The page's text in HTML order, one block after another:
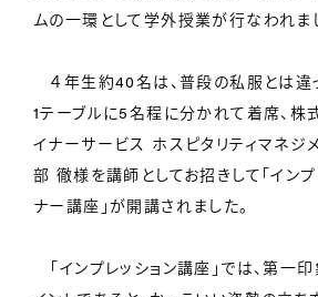
ムの一環として学外授業が行なわれま
４年生約40名は、普段の私服とは違
1テーブルに5名程に分かれて着席、株
イナーサービス ホスピタリティマネジ
部 徹様を講師としてお招きして「イン
ナー講座」が開講されました。
「インプレッション講座」では、第一